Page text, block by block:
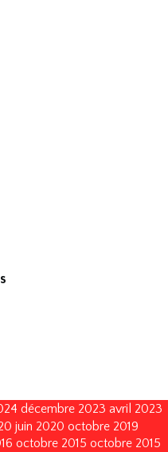
décembre 2023 avril 2023
juin 2020 octobre 2019
octobre 2015 octobre 2015